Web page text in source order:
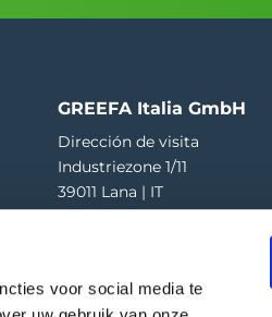
voor social media te
GREEFA Italia GmbH
Dirección de visita
Industriezone 1/11
39011 Lana | IT